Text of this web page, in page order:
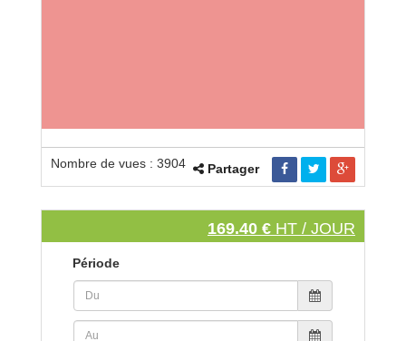
Nombre de vues : 3904 Partager
169.40 € HT / JOUR
Période